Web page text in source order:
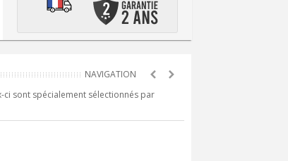
sont spécialement sélectionnés par